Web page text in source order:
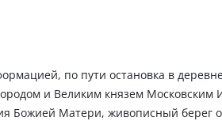
по пути остановка в
и Великим князем
Божией Матери, живописный берег